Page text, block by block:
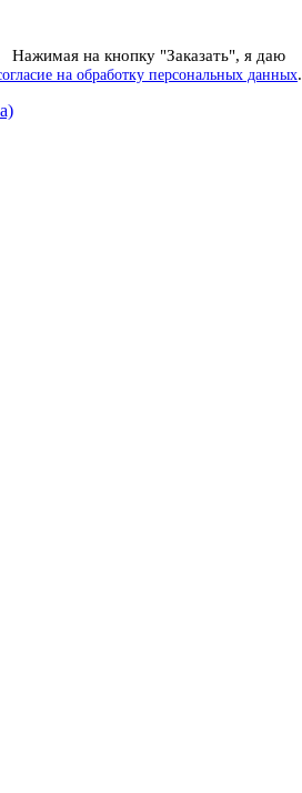
Нажимая на кнопку "Заказать", я даю
на обработку персональных данных.